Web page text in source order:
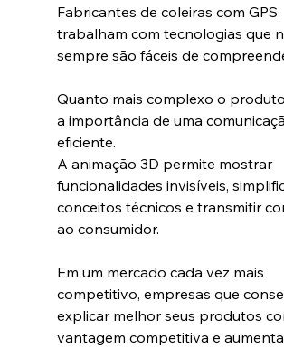
Fabricantes de coleiras com GPS
trabalham com tecnologias que
sempre são fáceis de
Quanto mais complexo o
a importância de uma
eficiente.
A animação 3D permite mostrar
funcionalidades invisíveis,
conceitos técnicos e transmitir
ao consumidor.
Em um mercado cada vez mais
competitivo, empresas que
explicar melhor seus produtos
vantagem competitiva e